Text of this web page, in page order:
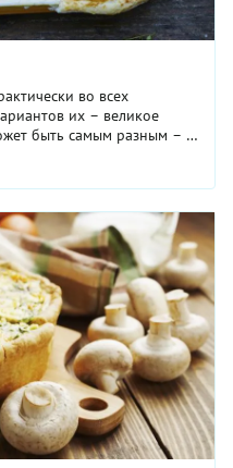
во всех
их – великое
быть самым разным – с